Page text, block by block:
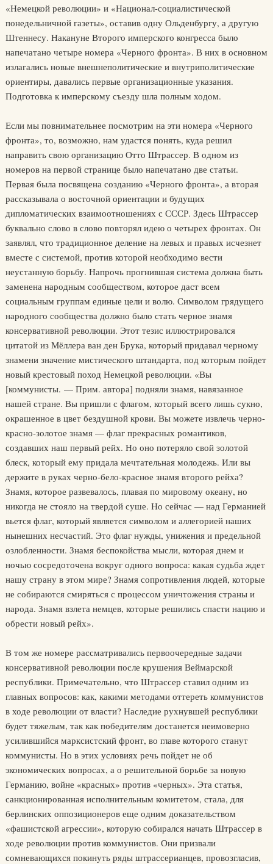
«Немецкой революции» и «Национал-социалистической
понедельничной газеты», оставив одну Ольденбургу, а другую
Штеннесу. Накануне Второго имперского конгресса было
напечатано четыре номера «Черного фронта». В них в основном
излагались новые внешнеполитические и внутриполитические
ориентиры, давались первые организационные указания.
Подготовка к имперскому съезду шла полным ходом.
Если мы повнимательнее посмотрим на эти номера «Черного
фронта», то, возможно, нам удастся понять, куда решил
направить свою организацию Отто Штрассер. В одном из
номеров на первой странице было напечатано две статьи.
Первая была посвящена созданию «Черного фронта», а вторая
рассказывала о восточной ориентации и будущих
дипломатических взаимоотношениях с СССР. Здесь Штрассер
буквально слово в слово повторял идею о четырех фронтах. Он
заявлял, что традиционное деление на левых и правых исчезнет
вместе с системой, против которой необходимо вести
неустанную борьбу. Напрочь прогнившая система должна быть
заменена народным сообществом, которое даст всем
социальным группам единые цели и волю. Символом грядущего
народного сообщества должно было стать черное знамя
консервативной революции. Этот тезис иллюстрировался
цитатой из Мёллера ван ден Брука, который придавал черному
знамени значение мистического штандарта, под которым пойдет
новый крестовый поход Немецкой революции. «Вы
[коммунисты. — Прим. автора] подняли знамя, навязанное
нашей стране. Вы пришли с флагом, который всего лишь сукно,
окрашенное в цвет бездушной крови. Вы можете извлечь черно-
красно-золотое знамя — флаг прекрасных романтиков,
создавших наш первый рейх. Но оно потеряло свой золотой
блеск, который ему придала мечтательная молодежь. Или вы
держите в руках черно-бело-красное знамя второго рейха?
Знамя, которое развевалось, плавая по мировому океану, но
никогда не стояло на твердой суше. Но сейчас — над Германией
вьется флаг, который является символом и аллегорией наших
нынешних несчастий. Это флаг нужды, унижения и предельной
озлобленности. Знамя беспокойства мысли, которая днем и
ночью сосредоточена вокруг одного вопроса: какая судьба ждет
нашу страну в этом мире? Знамя сопротивления людей, которые
не собираются смиряться с процессом уничтожения страны и
народа. Знамя взлета немцев, которые решились спасти нацию и
обрести новый рейх».
В том же номере рассматривались первоочередные задачи
консервативной революции после крушения Веймарской
республики. Примечательно, что Штрассер ставил одним из
главных вопросов: как, какими методами оттереть коммунистов
в ходе революции от власти? Наследие рухнувшей республики
будет тяжелым, так как победителям достанется неимоверно
усилившийся марксистский фронт, во главе которого станут
коммунисты. Но в этих условиях речь пойдет не об
экономических вопросах, а о решительной борьбе за новую
Германию, войне «красных» против «черных». Эта статья,
санкционированная исполнительным комитетом, стала, для
берлинских оппозиционеров еще одним доказательством
«фашистской агрессии», которую собирался начать Штрассер в
ходе революции против коммунистов. Они призвали
сомневающихся покинуть ряды штрассерианцев, провозгласив,